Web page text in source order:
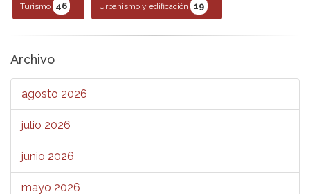
Turismo 46 Urbanismo y edificación 19
Archivo
agosto 2026
julio 2026
junio 2026
mayo 2026